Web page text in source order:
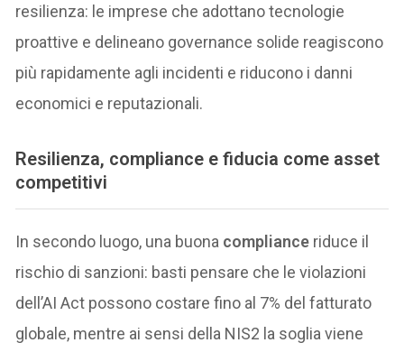
resilienza: le imprese che adottano tecnologie
proattive e delineano governance solide reagiscono
più rapidamente agli incidenti e riducono i danni
economici e reputazionali.
Resilienza, compliance e fiducia come asset
competitivi
In secondo luogo, una buona compliance riduce il
rischio di sanzioni: basti pensare che le violazioni
dell’AI Act possono costare fino al 7% del fatturato
globale, mentre ai sensi della NIS2 la soglia viene